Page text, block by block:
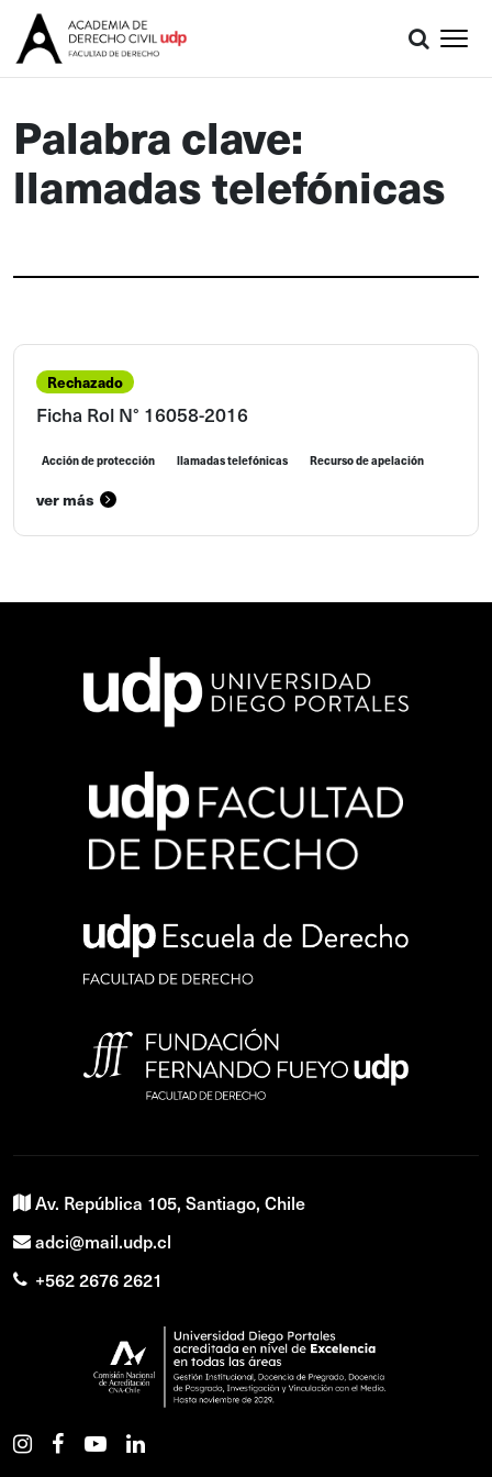
Palabra clave:
llamadas telefónicas
Rechazado
Ficha Rol N° 16058-2016
Acción de protección llamadas telefónicas Recurso de apelación
ver más
Av. República 105, Santiago, Chile
adci@mail.udp.cl
+562 2676 2621